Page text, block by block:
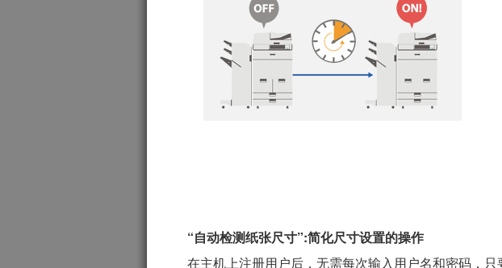
“自动检测纸张尺寸”:简化尺寸设置的操作
在主机上注册用户后，无需每次输入用户名和密码，只